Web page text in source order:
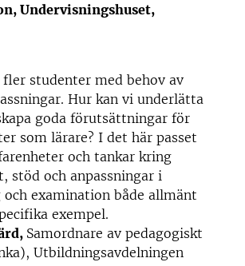
Undervisningshuset,
studenter med behov av
Hur kan vi underlätta
goda förutsättningar för
som lärare? I det här passet
och tankar kring
stöd och anpassningar i
examination både allmänt
exempel.
Samordnare av pedagogiskt
Utbildningsavdelningen